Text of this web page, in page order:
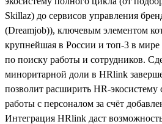
Skillaz) до сервисов управления
(Dreamjob)), ключевым элементом
крупнейшая в России и топ-3 в
по поиску работы и сотрудников.
миноритарной доли в HRlink
позволит расширить HR-экосистему
работы с персоналом за счёт
Интеграция HRlink даст